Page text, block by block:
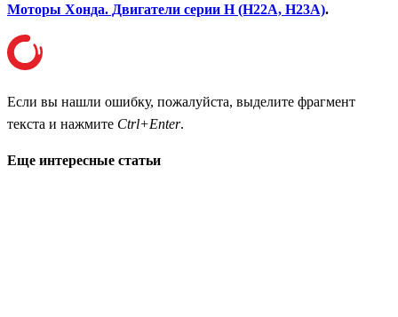
Моторы Хонда. Двигатели серии H (H22A, H23A).
Если вы нашли ошибку, пожалуйста, выделите фрагмент
текста и нажмите Ctrl+Enter.
Еще интересные статьи